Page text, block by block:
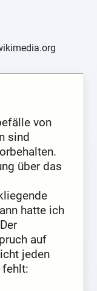
von
sind
über das
hatte ich
auf
jeden
fehlt: